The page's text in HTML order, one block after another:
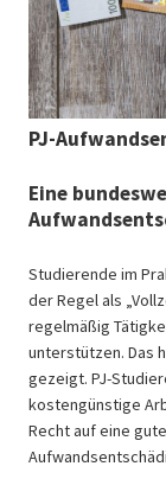
PJ-
Eine
Studierende im
der Regel als
regelmäßig
unterstützen. Das
gezeigt. PJ-
kostengünstige
Recht auf eine